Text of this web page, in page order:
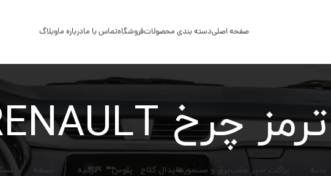
صفحه اصلیدسته بندی محصولاتفروشگاهتماس با مادرباره ماوبلاگ
ترمز چرخ RENAULT
بدنه
براکت سپر عقب
برق و سنسورهاپدال کلاج
پلوس
ترکیه